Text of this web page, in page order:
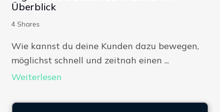
Überblick
4 Shares
Wie kannst du deine Kunden dazu bewegen,
möglichst schnell und zeitnah einen ...
Weiterlesen